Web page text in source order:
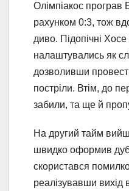
Олімпіакос програв
рахунком 0:3, тож
диво. Підопічні
налаштувались як
дозволивши
постріли. Втім, до
забили, та ще й
На другий тайм
швидко оформив
скористався
реалізувавши вихід